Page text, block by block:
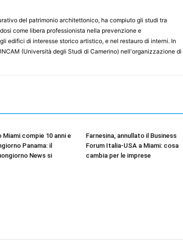
del patrimonio architettonico, ha compiuto gli studi tra
come libera professionista nella prevenzione e
edifici di interesse storico artistico, e nel restauro di interni. In
(Università degli Studi di Camerino) nell'organizzazione di
Miami compie 10 anni e
Panama: il
News si
Farnesina, annullato il Business
Forum Italia-USA a Miami: cosa
cambia per le imprese